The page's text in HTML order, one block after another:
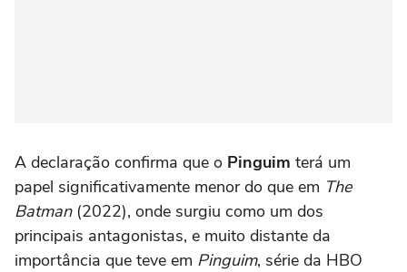
A declaração confirma que o Pinguim terá um
papel significativamente menor do que em The
Batman(2022), onde surgiu como um dos
principais antagonistas, e muito distante da
importância que teve em Pinguim, série da HBO